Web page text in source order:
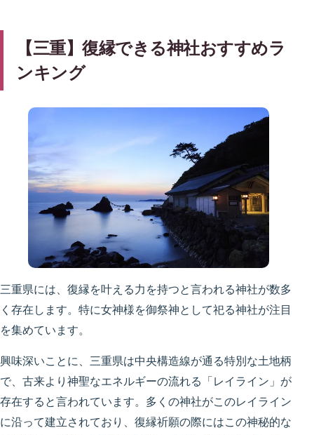
【三重】復縁できる神社おすすめラ
ンキング
三重県には、復縁を叶える力を持つと言われる神社が数多
く存在します。特に女神様を御祭神として祀る神社が注目
を集めています。
興味深いことに、三重県は中央構造線が通る特別な土地柄
で、古来より神聖なエネルギーの流れる「レイライン」が
存在すると言われています。多くの神社がこのレイライン
に沿って建立されており、復縁祈願の際にはこの神秘的な